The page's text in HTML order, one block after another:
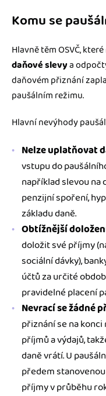
Komu se
Hlavně těm OSVČ,
daňové slevya
daňovém přiznání
paušálním režimu.
Hlavní nevýhody
Nelze uplatňovat
vstupu do
například slevou na
penzijní spoření,
základu daně.
Obtížnější
doložit své příjmy
sociální dávky),
účtů za určité
pravidelné placení
Nevrací se žádné
přiznání se na
příjmů a výdajů,
daně vrátí. U
předem
příjmy v průběhu